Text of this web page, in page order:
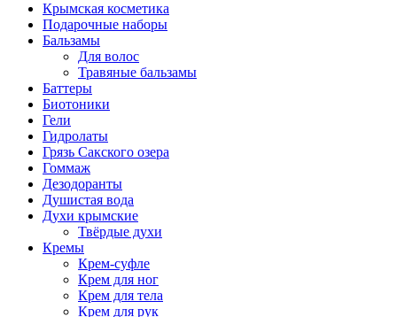
Крымская косметика
Подарочные наборы
Бальзамы
Для волос
Травяные бальзамы
Баттеры
Биотоники
Гели
Гидролаты
Грязь Сакского озера
Гоммаж
Дезодоранты
Душистая вода
Духи крымские
Твёрдые духи
Кремы
Крем-суфле
Крем для ног
Крем для тела
Крем для рук